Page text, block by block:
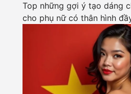
Top những gợi ý tạo dáng
cho phụ nữ có thân hình